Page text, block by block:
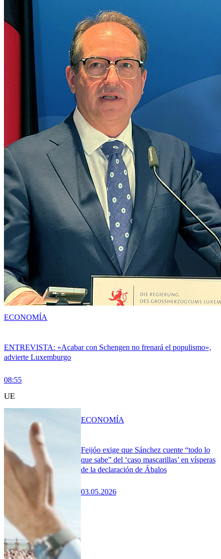
ENTREVISTA: «Acabar con Schengen no frenará el populismo»,
advierte Luxemburgo
08:55
ECONOMÍA
UE
Feijóo exige que Sánchez cuente “todo lo
que sabe” del ‘caso mascarillas’ en vísperas
de la declaración de Ábalos
03.05.2026
ECONOMÍA